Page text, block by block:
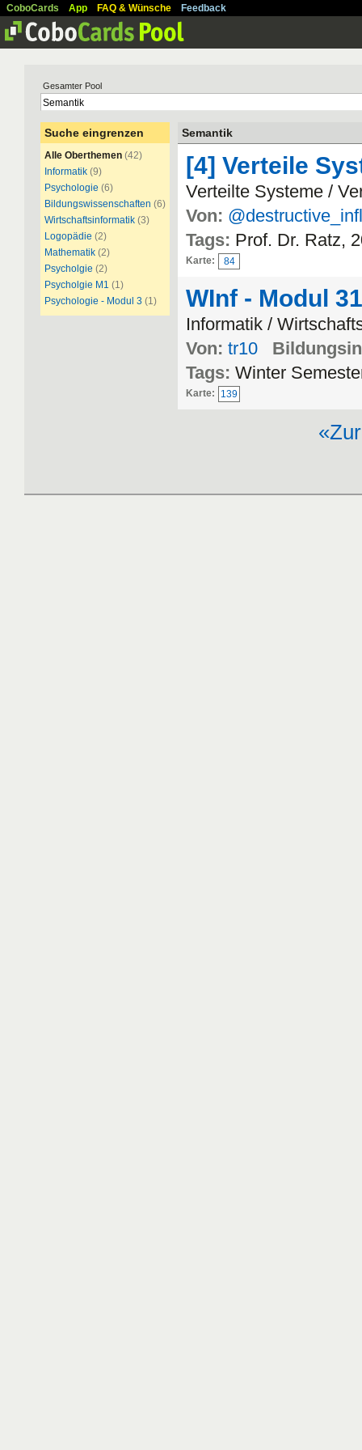
CoboCards App FAQ & Wünsche Feedback
Gesamter Pool
Suche eingrenzen
Alle Oberthemen (42)
Informatik (9)
Psychologie (6)
Bildungswissenschaften (6)
Wirtschaftsinformatik (3)
Logopädie (2)
Mathematik (2)
Psycholgie (2)
Psycholgie M1 (1)
Psychologie - Modul 3 (1)
Semantik
[4] Verteile
Verteilte Systeme /
Von:
Tags: Prof. Dr. Ratz,
Karte: 84
WInf - Modul
Informatik /
Von: tr10
Tags: Winter
Karte: 139